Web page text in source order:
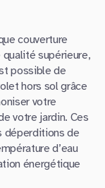
couverture
qualité supérieure,
possible de
hors sol grâce
votre
votre jardin. Ces
déperditions de
d’eau
énergétique